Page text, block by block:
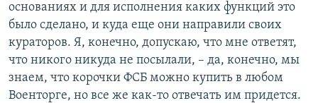
основаниях и для исполнения каких функций это
было сделано, и куда еще они направили своих
кураторов. Я, конечно, допускаю, что мне ответят,
что никого никуда не посылали, – да, конечно, мы
знаем, что корочки ФСБ можно купить в любом
Военторге, но все же как-то отвечать им придется.